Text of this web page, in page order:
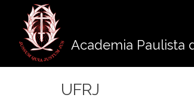
conteúdo
Academia Paulista
UFRJ